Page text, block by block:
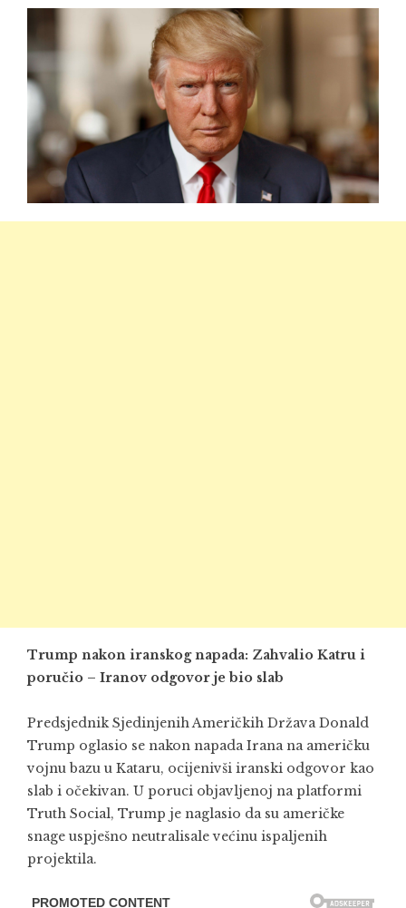
Trump nakon iranskog napada: Zahvalio Katru i
poručio – Iranov odgovor je bio slab
Predsjednik Sjedinjenih Američkih Država Donald
Trump oglasio se nakon napada Irana na američku
vojnu bazu u Kataru, ocijenivši iranski odgovor kao
slab i očekivan. U poruci objavljenoj na platformi
Truth Social, Trump je naglasio da su američke
snage uspješno neutralisale većinu ispaljenih
projektila.